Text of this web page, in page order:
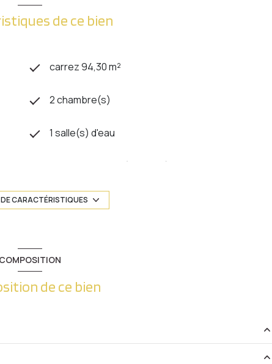
de ce bien
carrez 94,30 m²
2 chambre(s)
1 salle(s) d'eau
cuisine séparée (équipée)
exposition Nord-Sud
quartier METZ GARE, Triangle Impérial
CARACTÉRISTIQUES
COMPOSITION
de ce bien